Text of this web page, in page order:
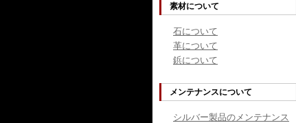
素材について
石について
革について
鋲について
メンテナンスについて
シルバー製品のメンテナンス